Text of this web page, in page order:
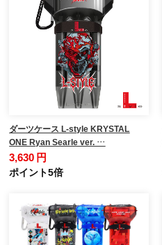
ダーツケース L-style KRYSTAL
ONE Ryan Searle ver. …
3,630 円
ポイント5倍